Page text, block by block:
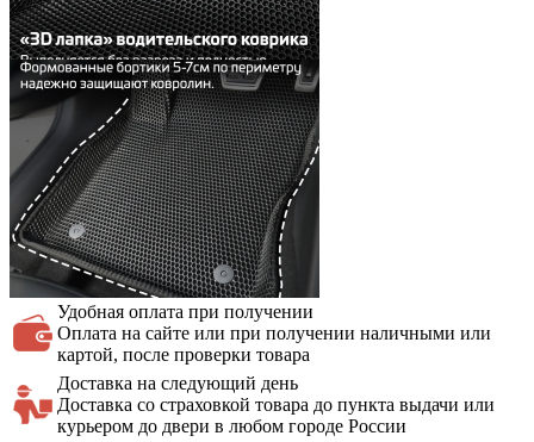
Удобная оплата при получении
Оплата на сайте или при получении наличными или
картой, после проверки товара
Доставка на следующий день
Доставка со страховкой товара до пункта выдачи или
курьером до двери в любом городе России